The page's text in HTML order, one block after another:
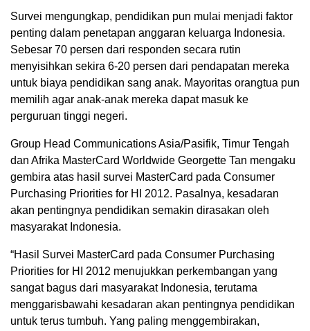
Survei mengungkap, pendidikan pun mulai menjadi faktor
penting dalam penetapan anggaran keluarga Indonesia.
Sebesar 70 persen dari responden secara rutin
menyisihkan sekira 6-20 persen dari pendapatan mereka
untuk biaya pendidikan sang anak. Mayoritas orangtua pun
memilih agar anak-anak mereka dapat masuk ke
perguruan tinggi negeri.
Group Head Communications Asia/Pasifik, Timur Tengah
dan Afrika MasterCard Worldwide Georgette Tan mengaku
gembira atas hasil survei MasterCard pada Consumer
Purchasing Priorities for HI 2012. Pasalnya, kesadaran
akan pentingnya pendidikan semakin dirasakan oleh
masyarakat Indonesia.
“Hasil Survei MasterCard pada Consumer Purchasing
Priorities for HI 2012 menujukkan perkembangan yang
sangat bagus dari masyarakat Indonesia, terutama
menggarisbawahi kesadaran akan pentingnya pendidikan
untuk terus tumbuh. Yang paling menggembirakan,